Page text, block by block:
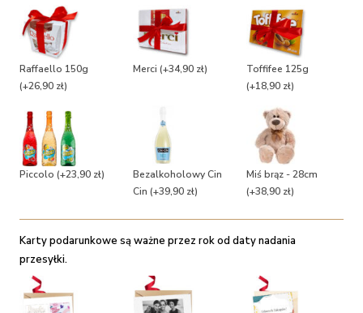
Raffaello 150g
(+26,90 zł)
Merci (+34,90 zł)
Toffifee 125g
(+18,90 zł)
Piccolo (+23,90 zł)
Bezalkoholowy Cin
Cin (+39,90 zł)
Miś brąz - 28cm
(+38,90 zł)
Karty podarunkowe są ważne przez rok od daty nadania
przesyłki.